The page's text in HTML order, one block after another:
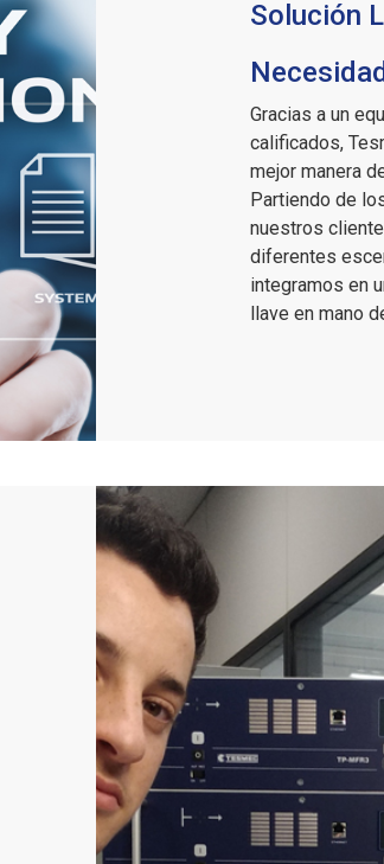
Solución
Gracias a un
calificados,
mejor manera
Partiendo de
nuestros
diferentes
integramos en
llave en mano